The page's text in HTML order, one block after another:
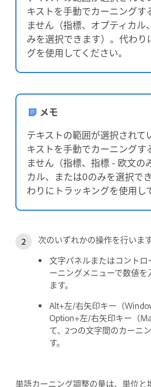
キストを手動でカーニングす
ません（指標、オプティカル
みを選択できます）。代わり
グを使用してください。
メモ
テキストの範囲が選択されて
キストを手動でカーニングす
ません（指標、指標 - 欧文の
カル、または0のみを選択で
わりにトラッキングを使用し
次のいずれかの操作を行います
文字パネルまたはコントロ
ーニングメニューで数値
ます。
Alt+左/右矢印キー（
Option+左/右矢印キー（
て、2つの文字間のカーニ
す。
単語カーニング調整の量は、単位と